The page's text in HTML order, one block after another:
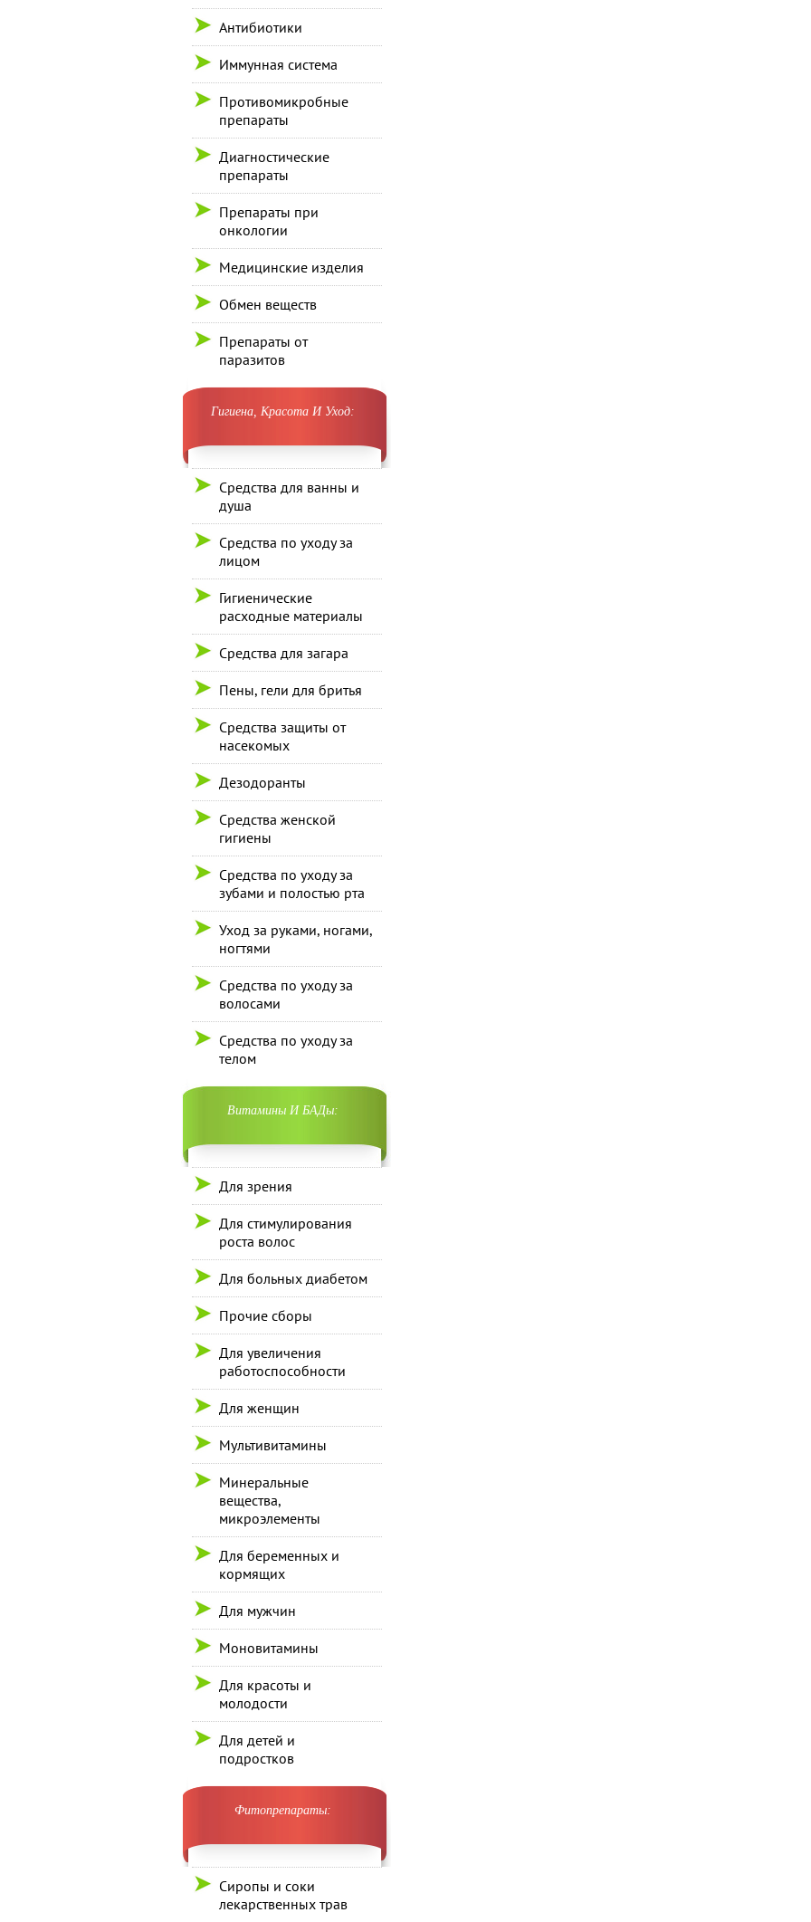
Антибиотики
Иммунная система
Противомикробные
препараты
Диагностические
препараты
Препараты при
онкологии
Медицинские изделия
Обмен веществ
Препараты от
паразитов
Гигиена, Красота И Уход:
Средства для ванны и
душа
Средства по уходу за
лицом
Гигиенические
расходные материалы
Средства для загара
Пены, гели для бритья
Средства защиты от
насекомых
Дезодоранты
Средства женской
гигиены
Средства по уходу за
зубами и полостью рта
Уход за руками, ногами,
ногтями
Средства по уходу за
волосами
Средства по уходу за
телом
Витамины И БАДы:
Для зрения
Для стимулирования
роста волос
Для больных диабетом
Прочие сборы
Для увеличения
работоспособности
Для женщин
Мультивитамины
Минеральные
вещества,
микроэлементы
Для беременных и
кормящих
Для мужчин
Моновитамины
Для красоты и
молодости
Для детей и
подростков
Фитопрепараты:
Сиропы и соки
лекарственных трав